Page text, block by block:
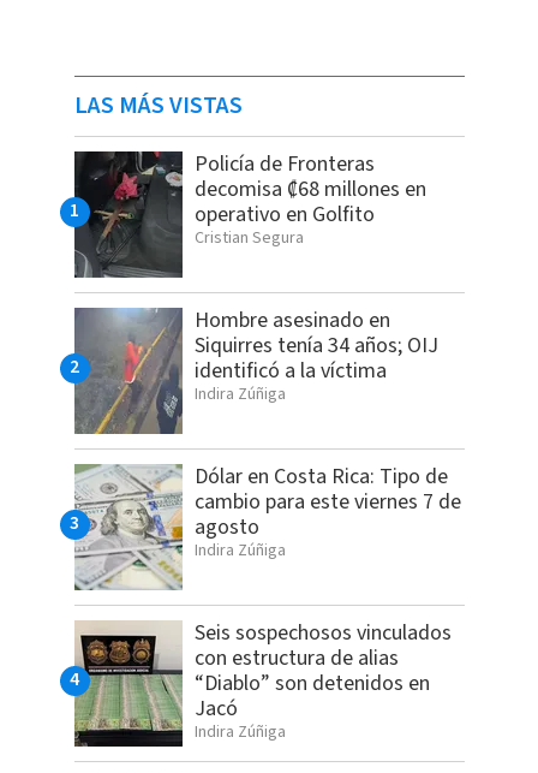
LAS MÁS VISTAS
Policía de Fronteras
decomisa ₡68 millones en
operativo en Golfito
Cristian Segura
Hombre asesinado en
Siquirres tenía 34 años; OIJ
identificó a la víctima
Indira Zúñiga
Dólar en Costa Rica: Tipo de
cambio para este viernes 7 de
agosto
Indira Zúñiga
Seis sospechosos vinculados
con estructura de alias
“Diablo” son detenidos en
Jacó
Indira Zúñiga